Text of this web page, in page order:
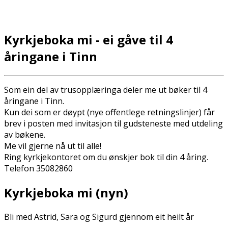
Kyrkjeboka mi - ei gåve til 4
åringane i Tinn
Som ein del av trusopplæringa deler me ut bøker til 4
åringane i Tinn.
Kun dei som er døypt (nye offentlege retningslinjer) får
brev i posten med invitasjon til gudsteneste med utdeling
av bøkene.
Me vil gjerne nå ut til alle!
Ring kyrkjekontoret om du ønskjer bok til din 4 åring.
Telefon 35082860
Kyrkjeboka mi (nyn)
Bli med Astrid, Sara og Sigurd gjennom eit heilt år